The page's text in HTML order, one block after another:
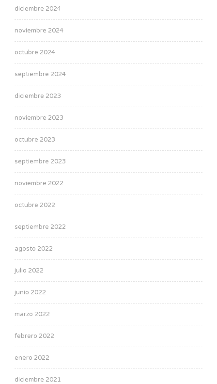
diciembre 2024
noviembre 2024
octubre 2024
septiembre 2024
diciembre 2023
noviembre 2023
octubre 2023
septiembre 2023
noviembre 2022
octubre 2022
septiembre 2022
agosto 2022
julio 2022
junio 2022
marzo 2022
febrero 2022
enero 2022
diciembre 2021